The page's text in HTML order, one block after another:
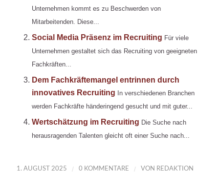
Unternehmen kommt es zu Beschwerden von
Mitarbeitenden. Diese...
Social Media Präsenz im Recruiting Für viele
Unternehmen gestaltet sich das Recruiting von geeigneten
Fachkräften...
Dem Fachkräftemangel entrinnen durch
innovatives Recruiting
In verschiedenen Branchen
werden Fachkräfte händeringend gesucht und mit guter...
Wertschätzung im Recruiting Die Suche nach
herausragenden Talenten gleicht oft einer Suche nach...
1. AUGUST 2025 / 0 KOMMENTARE / VON REDAKTION